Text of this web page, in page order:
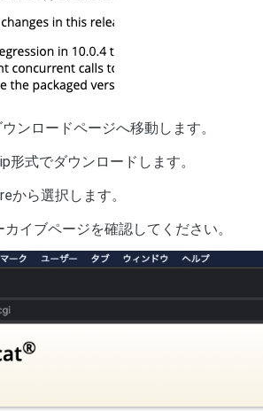
ンロードページへ移動します。
式でダウンロードします。
から選択します。
イブページを確認してください。